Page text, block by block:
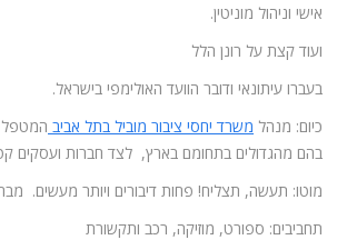
אישי וניהול מוניטין.
ועוד קצת על רונן הלל
בעברו עיתונאי ודובר הוועד האולימפי בישראל.
כיום: מנהל משרד יחסי ציבור מוביל בתל אביב המטפל
בהם מהגדולים בתחומם בארץ, לצד חברות ועסקים
מוטו: תעשה, תצליח! פחות דיבורים ויותר מעשים.
תחביבים: ספורט, מוזיקה, רכב ותקשורת